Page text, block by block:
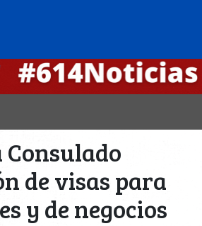
Consulado
de visas para
y de negocios